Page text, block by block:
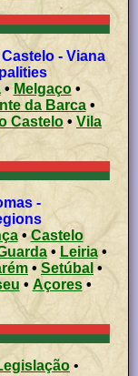
•Melgaço•
da Barca•
Castelo • Vila
•Castelo
• Leiria•
• Setúbal •
• Açores •
•